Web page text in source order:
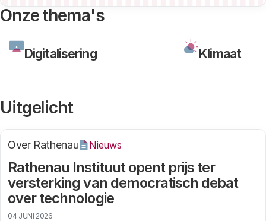
Onze thema's
Digitalisering Klimaat
Uitgelicht
Rathenau Instituut opent prijs ter
versterking van democratisch debat
over technologie
Over Rathenau Nieuws
04 JUNI 2026